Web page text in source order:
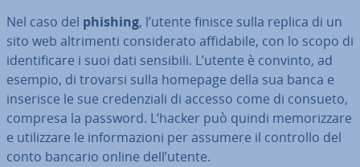
Nel caso del phishing, l’utente finisce sulla replica di un
sito web al­tri­men­ti con­si­de­ra­to af­fi­da­bi­le, con lo scopo di
iden­ti­fi­ca­re i suoi dati sensibili. L’utente è convinto, ad
esempio, di trovarsi sulla homepage della sua banca e
inserisce le sue cre­den­zia­li di accesso come di consueto,
compresa la password. L’hacker può quindi me­mo­riz­za­re
e uti­liz­za­re le in­for­ma­zio­ni per assumere il controllo del
conto bancario online dell’utente.